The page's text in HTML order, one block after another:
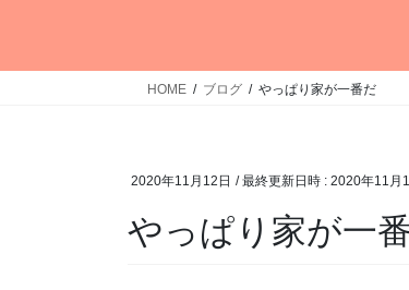
HOME ブログ やっぱり家が一番だ
2020年11月12日 / 最終更新日時 : 2020年11月
やっぱり家が一